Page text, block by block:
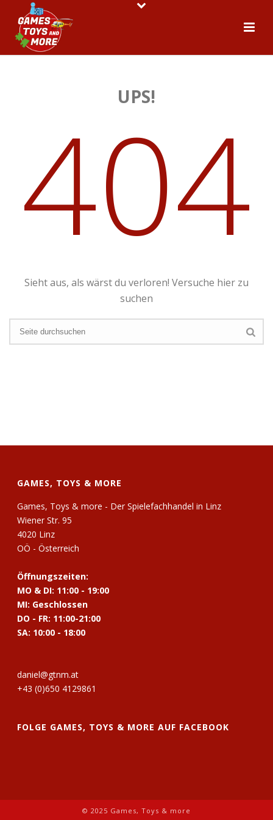
UPS!
404
Sieht aus, als wärst du verloren! Versuche hier zu
suchen
GAMES, TOYS & MORE
Games, Toys & more - Der Spielefachhandel in Linz
Wiener Str. 95
4020 Linz
OÖ - Österreich
Öffnungszeiten:
MO & DI: 11:00 - 19:00
MI: Geschlossen
DO - FR: 11:00-21:00
SA: 10:00 - 18:00
daniel@gtnm.at
+43 (0)650 4129861
FOLGE GAMES, TOYS & MORE AUF FACEBOOK
© 2025 Games, Toys & more